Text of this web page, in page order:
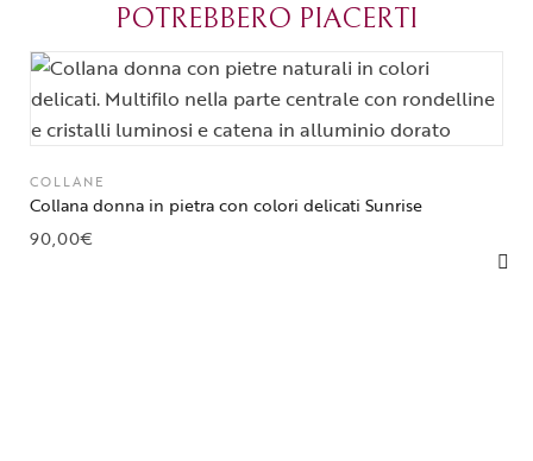
POTREBBERO PIACERTI
COLLANE
Collana donna in pietra con colori delicati Sunrise
90,00€